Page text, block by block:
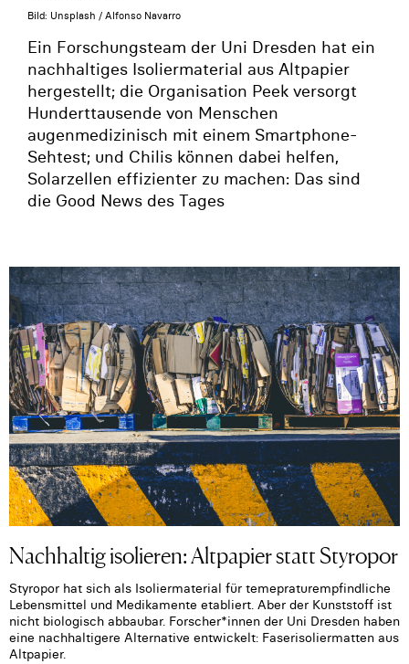
Bild: Unsplash / Alfonso Navarro
Ein Forschungsteam der Uni Dresden hat ein
nachhaltiges Isoliermaterial aus Altpapier
hergestellt; die Organisation Peek versorgt
Hunderttausende von Menschen
augenmedizinisch mit einem Smartphone-
Sehtest; und Chilis können dabei helfen,
Solarzellen effizienter zu machen: Das sind
die Good News des Tages
Nachhaltig isolieren: Altpapier statt Styropor
Styropor hat sich als Isoliermaterial für temepraturempfindliche
Lebensmittel und Medikamente etabliert. Aber der Kunststoff ist
nicht biologisch abbaubar. Forscher*innen der Uni Dresden haben
eine nachhaltigere Alternative entwickelt: Faserisoliermatten aus
Altpapier.